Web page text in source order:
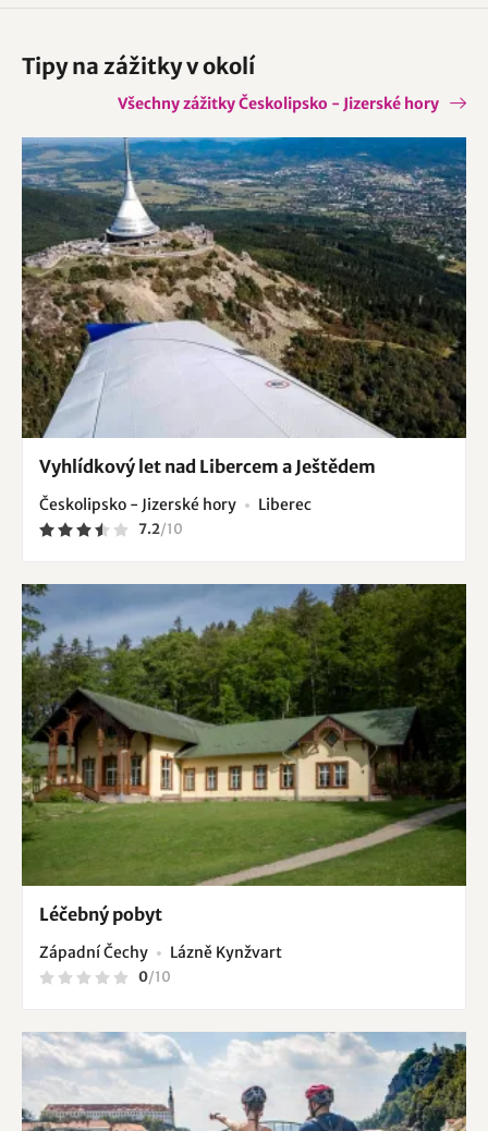
Tipy na zážitky v okolí
Všechny zážitky Českolipsko - Jizerské hory
Vyhlídkový let nad Libercem a Ještědem
Českolipsko - Jizerské hory Liberec
7.2/10
Léčebný pobyt
Západní Čechy Lázně Kynžvart
0/10